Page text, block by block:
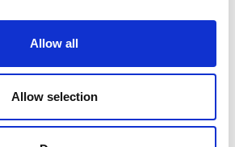
Allow all
Allow selection
ス加工は、最大流量5,000cc/minまで